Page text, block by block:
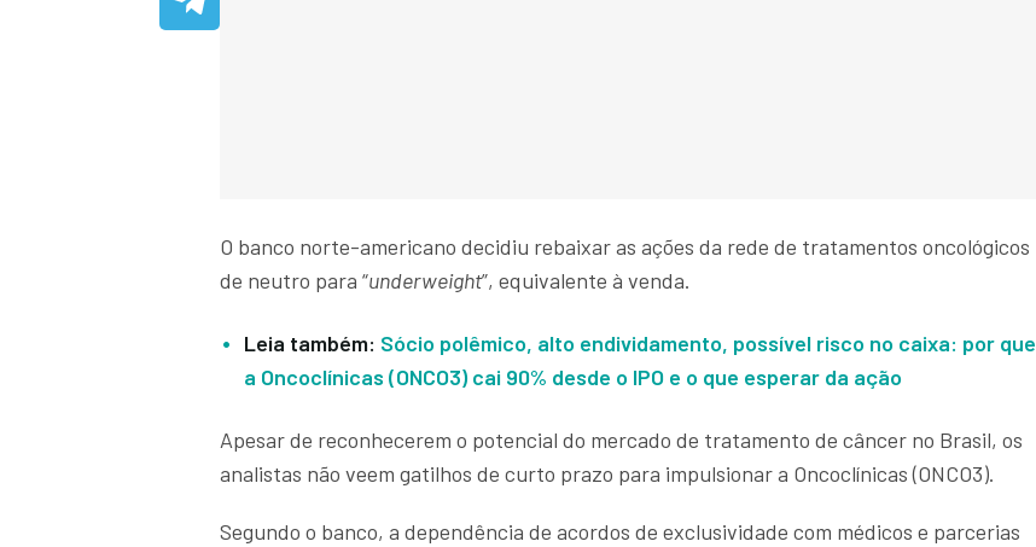
O banco norte-americano decidiu rebaixar as ações da rede de tratamentos oncológicos
de neutro para “underweight”, equivalente à venda.
Leia também: Sócio polêmico, alto endividamento, possível risco no caixa: por que
a Oncoclínicas (ONCO3) cai 90% desde o IPO e o que esperar da ação
Apesar de reconhecerem o potencial do mercado de tratamento de câncer no Brasil, os
analistas não veem gatilhos de curto prazo para impulsionar a Oncoclínicas (ONCO3).
Segundo o banco, a dependência de acordos de exclusividade com médicos e parcerias